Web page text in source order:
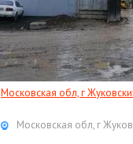
Московская обл, г
Московская обл, г